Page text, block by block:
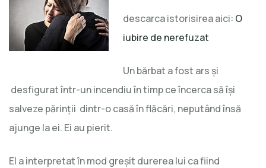
descarca istorisirea aici: O
iubire de nerefuzat
Un bărbat a fost ars și
desfigurat într-un incendiu în timp ce încerca să îşi
salveze părinții dintr-o casă în flăcări, neputând însă
ajunge la ei. Ei au pierit.
El a interpretat în mod greșit durerea lui ca fiind